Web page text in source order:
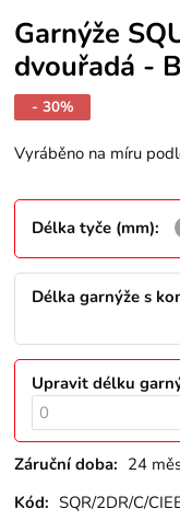
Garnýže
dvouřadá -
- 30%
Vyráběno na míru
Délka tyče (mm):
Délka garnýže s
Upravit délku
Záruční doba: 24
Kód: SQR/2DR/C/